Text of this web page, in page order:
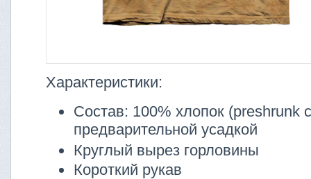
Характеристики:
Состав: 100% хлопок (preshrunk
предварительной усадкой
Круглый вырез горловины
Короткий рукав